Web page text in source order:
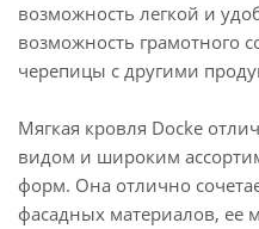
возможность легкой и
возможность грамотного
черепицы с другими
Мягкая кровля Docke
видом и широким
форм. Она отлично
фасадных материалов, ее